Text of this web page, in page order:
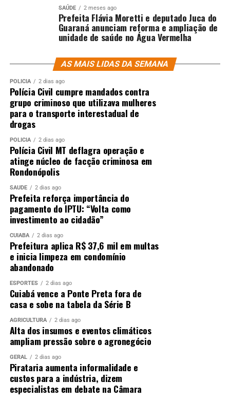
SAÚDE 2 meses ago
Prefeita Flávia Moretti e deputado Juca do
Guaraná anunciam reforma e ampliação de
unidade de saúde no Água Vermelha
AS MAIS LIDAS DA SEMANA
POLÍCIA 2 dias ago
Polícia Civil cumpre mandados contra
grupo criminoso que utilizava mulheres
para o transporte interestadual de
drogas
POLÍCIA 2 dias ago
Polícia Civil MT deflagra operação e
atinge núcleo de facção criminosa em
Rondonópolis
SAÚDE 2 dias ago
Prefeita reforça importância do
pagamento do IPTU: “Volta como
investimento ao cidadão”
CUIABÁ 2 dias ago
Prefeitura aplica R$ 37,6 mil em multas
e inicia limpeza em condomínio
abandonado
ESPORTES 2 dias ago
Cuiabá vence a Ponte Preta fora de
casa e sobe na tabela da Série B
AGRICULTURA 2 dias ago
Alta dos insumos e eventos climáticos
ampliam pressão sobre o agronegócio
GERAL 2 dias ago
Pirataria aumenta informalidade e
custos para a indústria, dizem
especialistas em debate na Câmara